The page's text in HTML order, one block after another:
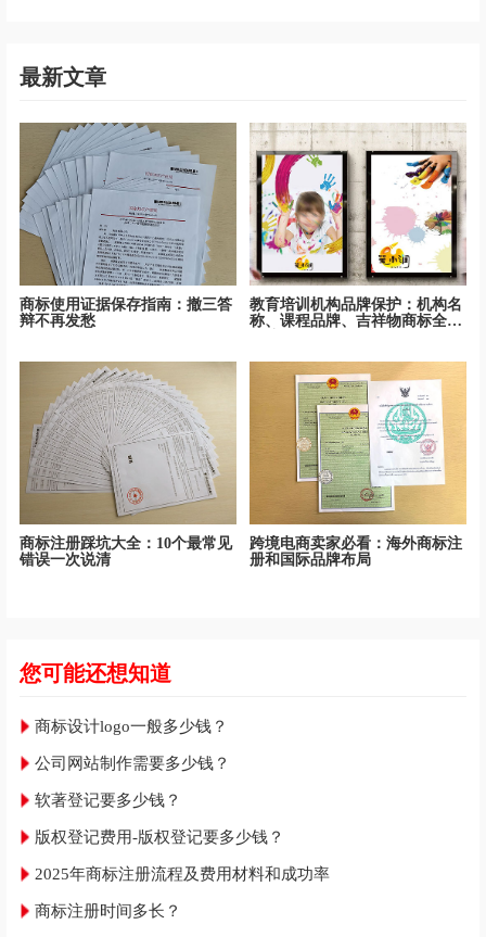
最新文章
商标使用证据保存指南：撤三答
辩不再发愁
教育培训机构品牌保护：机构名
称、课程品牌、吉祥物商标全面
商标注册踩坑大全：10个最常见
错误一次说清
跨境电商卖家必看：海外商标注
册和国际品牌布局
您可能还想知道
商标设计logo一般多少钱？
公司网站制作需要多少钱？
软著登记要多少钱？
版权登记费用-版权登记要多少钱？
2025年商标注册流程及费用材料和成功率
商标注册时间多长？